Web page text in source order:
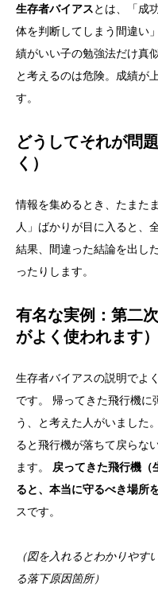
生存者バイアスとは、「成
体を判断してしまう間違い
績がいい子の勉強法だけ真
と考えるのは危険。成績が
す。
どうしてそれが問
く）
情報を集めるとき、たまた
人」ばかりが目に入ると、
結果、間違った結論を出し
ったりします。
有名な実例：第二
がよく使われます）
生存者バイアスの説明でよ
です。 帰ってきた飛行機に
う、と考えた人がいました
ると飛行機が落ちて戻らな
ます。 戻ってきた飛行機（
ると、本当に守るべき場所
スです。
（図を入れるとわかりや
る落下原因箇所）